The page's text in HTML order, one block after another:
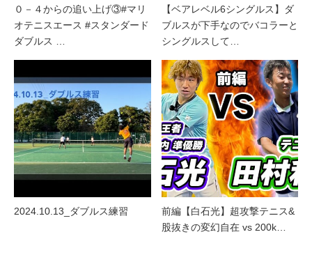
０－４からの追い上げ③#マリ
オテニスエース #スタンダード
ダブルス …
【ベアレベル6シングルス】ダ
ブルスが下手なのでバコラーと
シングルスして…
2024.10.13_ダブルス練習
前編【白石光】超攻撃テニス&
股抜きの変幻自在 vs 200k…